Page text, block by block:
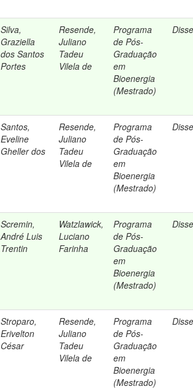
Silva,
Graziella
dos Santos
Portes
Resende,
Juliano
Tadeu
Vilela de
Programa
de Pós-
Graduação
em
Bioenergia
(Mestrado)
Santos,
Eveline
Gheller dos
Resende,
Juliano
Tadeu
Vilela de
Programa
de Pós-
Graduação
em
Bioenergia
(Mestrado)
Scremin,
André Luis
Trentin
Watzlawick,
Luciano
Farinha
Programa
de Pós-
Graduação
em
Bioenergia
(Mestrado)
Stroparo,
Erivelton
César
Resende,
Juliano
Tadeu
Vilela de
Programa
de Pós-
Graduação
em
Bioenergia
(Mestrado)